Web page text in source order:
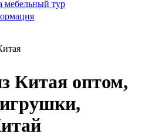
мебельный тур
Китая оптом,